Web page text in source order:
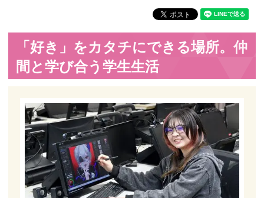
「好き」をカタチにできる場所。仲
間と学び合う学生生活